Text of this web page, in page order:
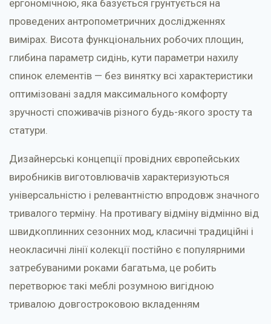
ергономічною, яка базується грунтується на
проведених антропометричних дослідженнях
вимірах. Висота функціональних робочих площин,
глибина параметр сидінь, кути параметри нахилу
спинок елементів — без винятку всі характеристики
оптимізовані задля максимального комфорту
зручності споживачів різного будь-якого зросту та
статури.
Дизайнерські концепції провідних європейських
виробників виготовлювачів характеризуються
універсальністю і релевантністю впродовж значного
тривалого терміну. На противагу відміну відмінно від
швидкоплинних сезонних мод, класичні традиційні і
неокласичні лінії колекції постійно є популярними
затребуваними роками багатьма, це робить
перетворює такі меблі розумною вигідною
тривалою довгостроковою вкладенням